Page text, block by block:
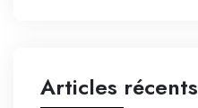
Articles récents